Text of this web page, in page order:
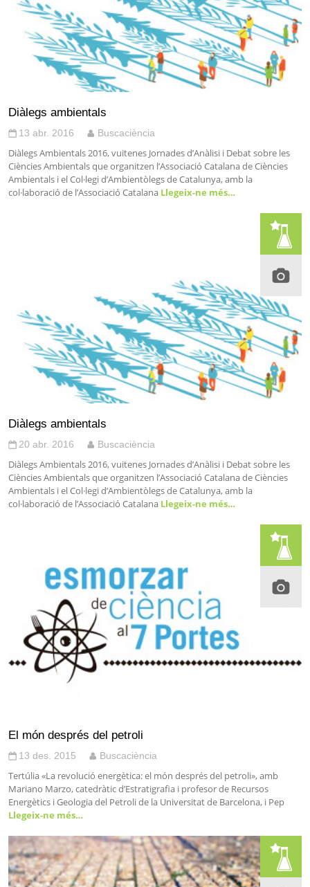
Diàlegs ambientals
13 abr. 2016 Buscaciència
Diàlegs Ambientals 2016, vuitenes Jornades d’Anàlisi i Debat sobre les
Ciències Ambientals que organitzen l’Associació Catalana de Ciències
Ambientals i el Col·legi d’Ambientòlegs de Catalunya, amb la
col·laboració de l’Associació Catalana Llegeix-ne més…
Diàlegs ambientals
20 abr. 2016 Buscaciència
Diàlegs Ambientals 2016, vuitenes Jornades d’Anàlisi i Debat sobre les
Ciències Ambientals que organitzen l’Associació Catalana de Ciències
Ambientals i el Col·legi d’Ambientòlegs de Catalunya, amb la
col·laboració de l’Associació Catalana Llegeix-ne més…
El món després del petroli
13 des. 2015 Buscaciència
Tertúlia «La revolució energètica: el món després del petroli», amb
Mariano Marzo, catedràtic d’Estratigrafia i profesor de Recursos
Energètics i Geologia del Petroli de la Universitat de Barcelona, i Pep
Llegeix-ne més…